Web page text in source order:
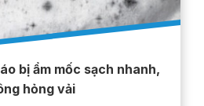
bị ẩm mốc sạch nhanh,
hỏng vải